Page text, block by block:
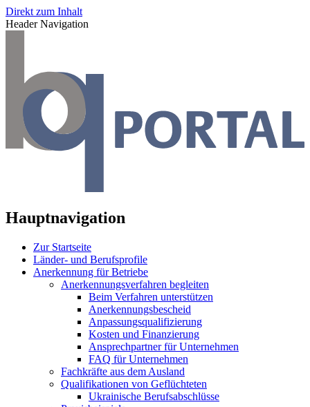
Direkt zum Inhalt
Header Navigation
Hauptnavigation
Zur Startseite
Länder- und Berufsprofile
Anerkennung für Betriebe
Anerkennungsverfahren begleiten
Beim Verfahren unterstützen
Anerkennungsbescheid
Anpassungsqualifizierung
Kosten und Finanzierung
Ansprechpartner für Unternehmen
FAQ für Unternehmen
Fachkräfte aus dem Ausland
Qualifikationen von Geflüchteten
Ukrainische Berufsabschlüsse